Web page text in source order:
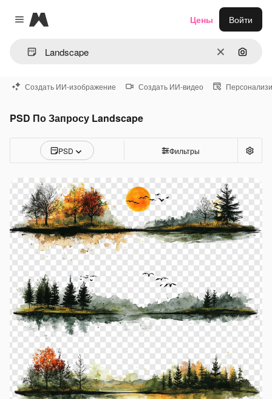
Close menu
Magnific
ОчиститьПоиск
Цены Войти
Создать ИИ-изображение Создать ИИ-видео
PSD По Запросу Landscape
PSD Фильтры